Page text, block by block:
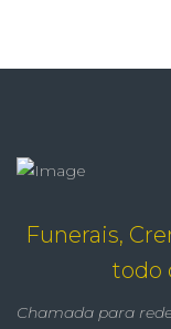
Funerais,
todo
Chamada para